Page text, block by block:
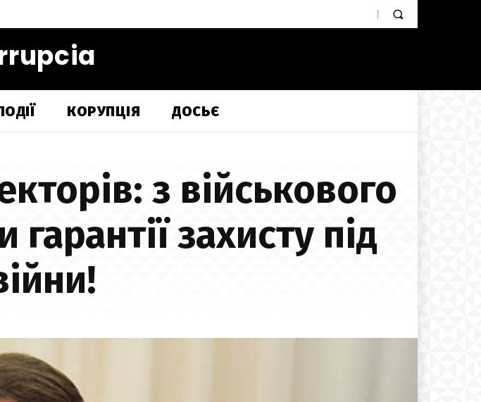
КОРУПЦІЯ ДОСЬЄ
з військового
захисту під